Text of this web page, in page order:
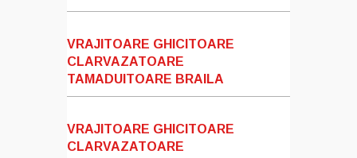
VRAJITOARE GHICITOARE
CLARVAZATOARE
TAMADUITOARE BRAILA
VRAJITOARE GHICITOARE
CLARVAZATOARE